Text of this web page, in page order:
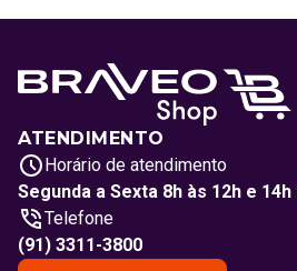
ATENDIMENTO
Horário de atendimento
Segunda a Sexta 8h às 12h e 14h
Telefone
(91) 3311-3800